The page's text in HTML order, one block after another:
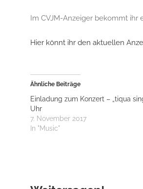
Im CVJM-Anzeiger bekommt ihr
Hier könnt ihr den aktuellen
Ähnliche Beiträge
Einladung zum Konzert – „tiqua
Uhr
7. November 2017
In "Music"